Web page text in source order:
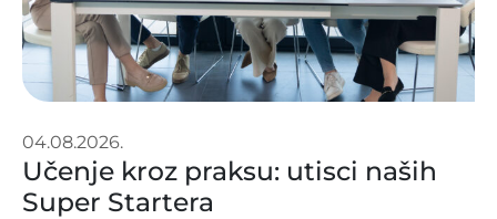
04.08.2026.
Učenje kroz praksu: utisci naših
Super Startera